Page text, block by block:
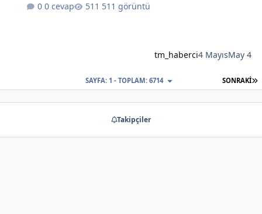
0 cevap 511 görüntü
tm_haberci4 MayısMay 4
SONRAKI
SAYFA: 1 - TOPLAM: 6714
Takipçiler